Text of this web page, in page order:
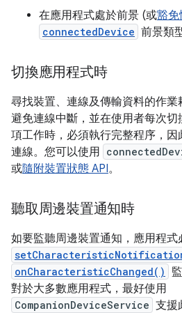
在應用程式處於前景 (或豁免
connectedDevice 前景類
切換應用程式時
尋找裝置、連線及傳輸資料的作
避免連線中斷，並在使用者每次
項工作時，必須執行完整程序，
連線。您可以使用
或隨附裝置狀態 API。
聽取周邊裝置通知時
如要監聽周邊裝置通知，應用程式
onCharacteristicChanged()
對於大多數應用程式，最好使用
CompanionDeviceService 支援